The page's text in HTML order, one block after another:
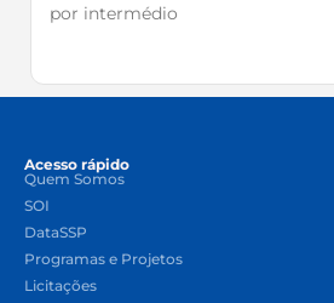
por intermédio
Acesso rápido
Quem Somos
SOI
DataSSP
Programas e Projetos
Licitações